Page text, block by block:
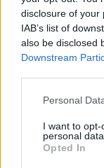
disclosure of your
IAB’s list of
also be disclosed
Downstream
Personal
I want to
personal data.
Opted In